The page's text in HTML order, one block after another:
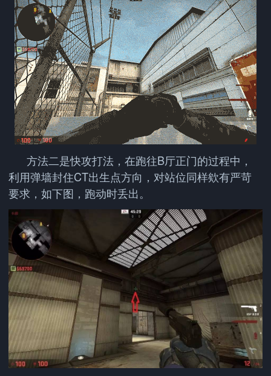
方法二是快攻打法，在跑往B厅正门的过程中，
利用弹墙封住CT出生点方向，对站位同样欸有严苛
要求，如下图，跑动时丢出。